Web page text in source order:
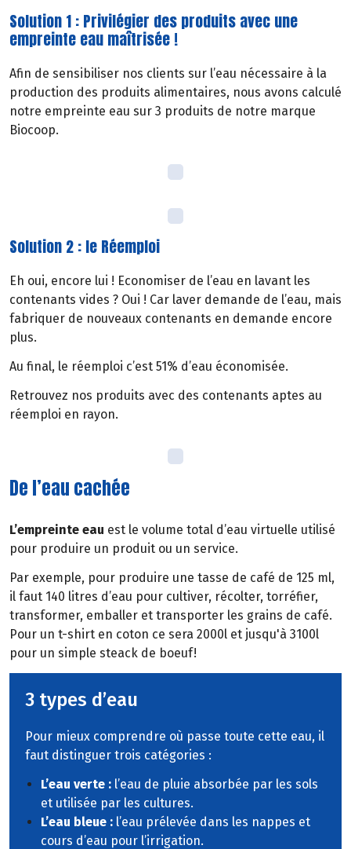
Solution 1 : Privilégier des produits avec une
empreinte eau maîtrisée !
Afin de sensibiliser nos clients sur l’eau nécessaire à la
production des produits alimentaires, nous avons calculé
notre empreinte eau sur 3 produits de notre marque
Biocoop.
Solution 2 : le Réemploi
Eh oui, encore lui ! Economiser de l’eau en lavant les
contenants vides ? Oui ! Car laver demande de l’eau, mais
fabriquer de nouveaux contenants en demande encore
plus.
Au final, le réemploi c’est 51% d’eau économisée.
Retrouvez nos produits avec des contenants aptes au
réemploi en rayon.
De l’eau cachée
L’empreinte eau est le volume total d’eau virtuelle utilisé
pour produire un produit ou un service.
Par exemple, pour produire une tasse de café de 125 ml,
il faut 140 litres d’eau pour cultiver, récolter, torréfier,
transformer, emballer et transporter les grains de café.
Pour un t-shirt en coton ce sera 2000l et jusqu'à 3100l
pour un simple steack de boeuf!
3 types d’eau
Pour mieux comprendre où passe toute cette eau, il
faut distinguer trois catégories :
L’eau verte : l’eau de pluie absorbée par les sols
et utilisée par les cultures.
L’eau bleue : l’eau prélevée dans les nappes et
cours d’eau pour l’irrigation.